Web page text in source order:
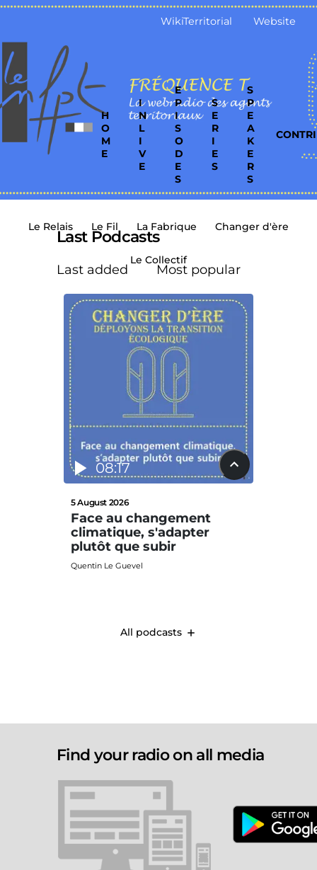
WikiTerritorial Website
H
O
M
E
I
N
L
I
V
E
E
P
I
S
O
D
E
S
S
E
R
I
E
S
S
P
E
A
K
E
R
S
Le Relais Le Fil La Fabrique Changer d'ère
Le Collectif
Last Podcasts
Last added Most popular
08:17
5 August 2026
Face au changement
climatique, s'adapter
plutôt que subir
Quentin Le Guevel
All podcasts
Find your radio on all media